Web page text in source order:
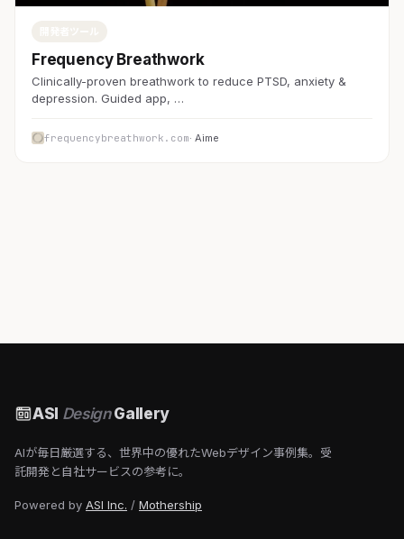
Frequency Breathwork
Clinically-proven breathwork to reduce PTSD, anxiety &
depression. Guided app, …
frequencybreathwork.com· Aime
ASI DesignGallery
AIが毎日厳選する、世界中の優れたWebデザイン事例集。受
託開発と自社サービスの参考に。
Powered by ASI Inc. / Mothership